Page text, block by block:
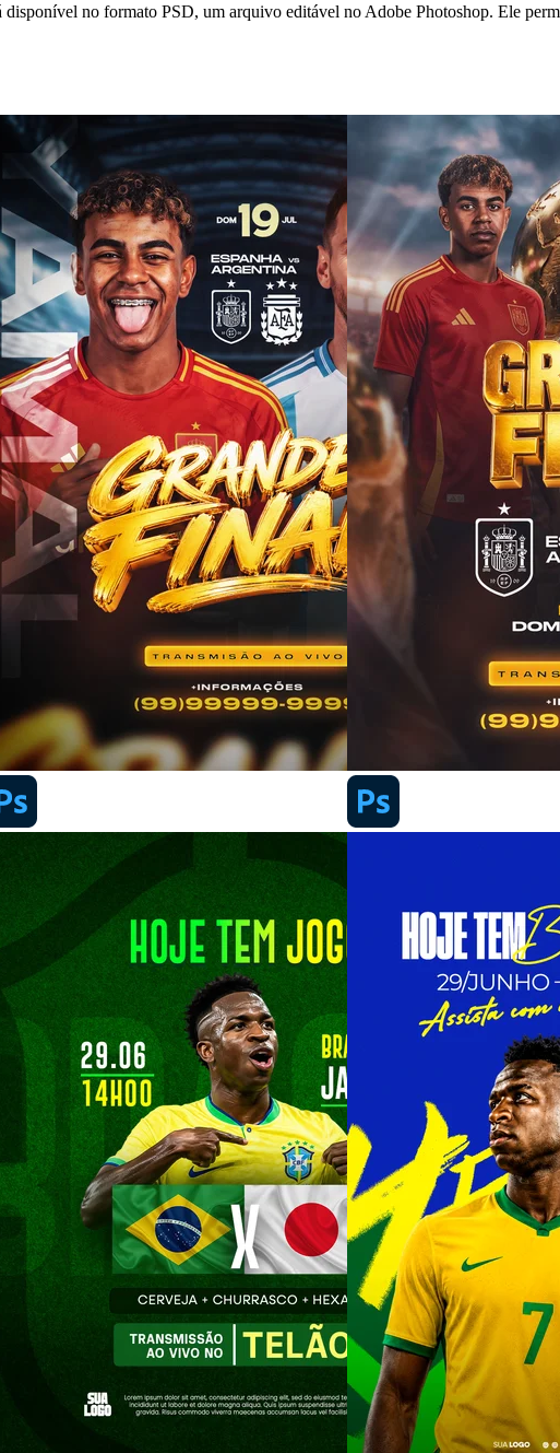
no formato PSD, um arquivo editável no Adobe Photoshop. Ele